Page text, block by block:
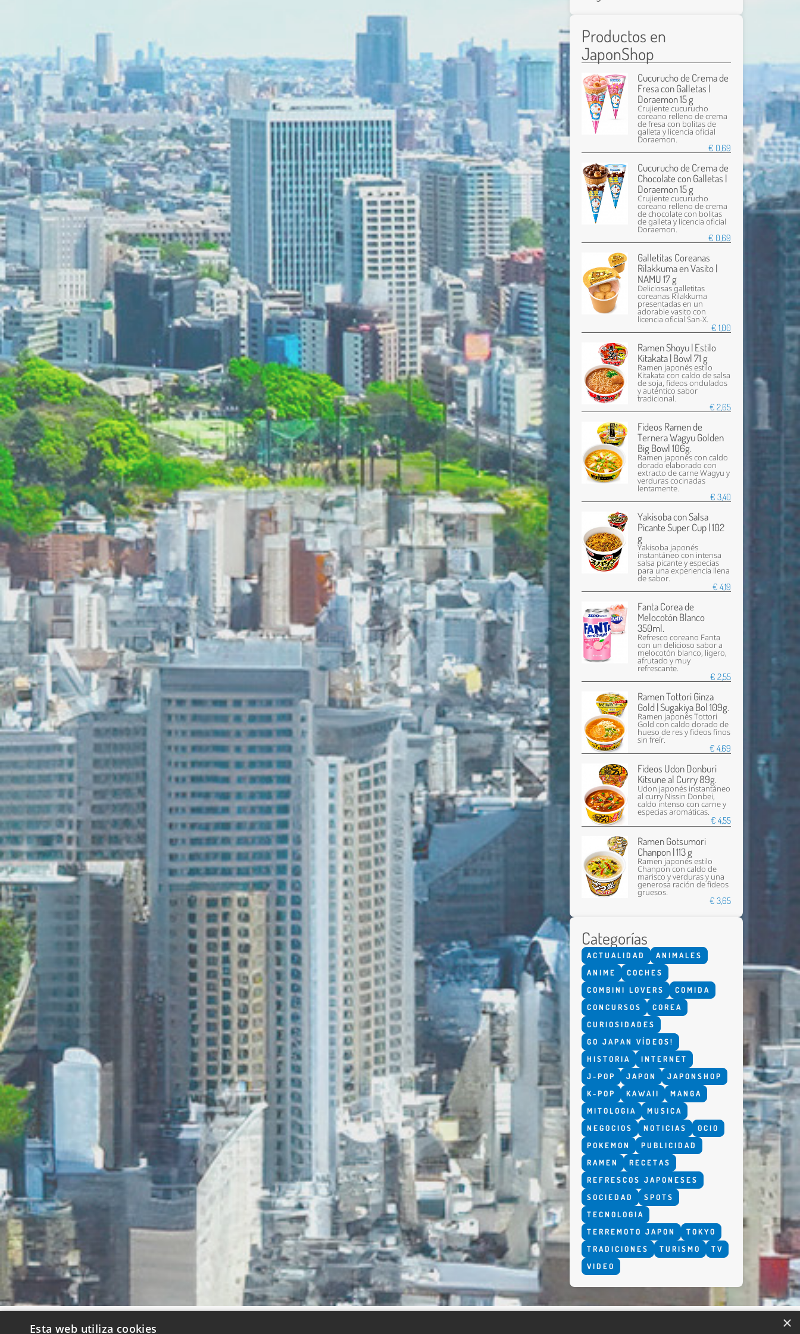
Productos en
JaponShop
Cucurucho de Crema de
Fresa con Galletas |
Doraemon 15 g
Crujiente cucurucho
coreano relleno de crema
de fresa con bolitas de
galleta y licencia oficial
Doraemon.
€ 0,69
Cucurucho de Crema de
Chocolate con Galletas |
Doraemon 15 g
Crujiente cucurucho
coreano relleno de crema
de chocolate con bolitas
de galleta y licencia oficial
Doraemon.
€ 0,69
Galletitas Coreanas
Rilakkuma en Vasito |
NAMU 17 g
Deliciosas galletitas
coreanas Rilakkuma
presentadas en un
adorable vasito con
licencia oficial San-X.
€ 1,00
Ramen Shoyu | Estilo
Kitakata | Bowl 71 g
Ramen japonés estilo
Kitakata con caldo de salsa
de soja, fideos ondulados
y auténtico sabor
tradicional.
€ 2,65
Fideos Ramen de
Ternera Wagyu Golden
Big Bowl 106g.
Ramen japonés con caldo
dorado elaborado con
extracto de carne Wagyu y
verduras cocinadas
lentamente.
€ 3,40
Yakisoba con Salsa
Picante Super Cup | 102
g
Yakisoba japonés
instantáneo con intensa
salsa picante y especias
para una experiencia llena
de sabor.
€ 4,19
Fanta Corea de
Melocotón Blanco
350ml.
Refresco coreano Fanta
con un delicioso sabor a
melocotón blanco, ligero,
afrutado y muy
refrescante.
€ 2,55
Ramen Tottori Ginza
Gold | Sugakiya Bol 109g.
Ramen japonés Tottori
Gold con caldo dorado de
hueso de res y fideos finos
sin freír.
€ 4,69
Fideos Udon Donburi
Kitsune al Curry 89g.
Udon japonés instantáneo
al curry Nissin Donbei,
caldo intenso con carne y
especias aromáticas.
€ 4,55
Ramen Gotsumori
Chanpon | 113 g
Ramen japonés estilo
Chanpon con caldo de
marisco y verduras y una
generosa ración de fideos
gruesos.
€ 3,65
Categorías
ACTUALIDAD
ANIMALES
ANIME
COCHES
COMBINI LOVERS
COMIDA
CONCURSOS
COREA
CURIOSIDADES
GO JAPAN VÍDEOS!
HISTORIA
INTERNET
J-POP
JAPON
JAPONSHOP
K-POP
KAWAII
MANGA
MITOLOGIA
MUSICA
NEGOCIOS
NOTICIAS
OCIO
POKEMON
PUBLICIDAD
RAMEN
RECETAS
REFRESCOS JAPONESES
SOCIEDAD
SPOTS
TECNOLOGIA
TERREMOTO JAPON
TOKYO
TRADICIONES
TURISMO
TV
VIDEO
×
Esta web utiliza cookies